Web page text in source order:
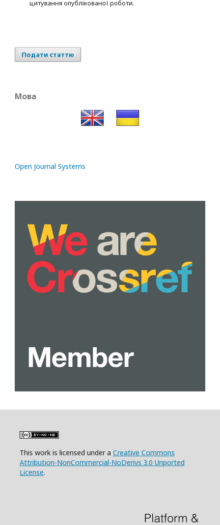
цитування опублікованої роботи.
Подати статтю
Мова
Open Journal Systems
This work is licensed under a Creative Commons
Attribution-NonCommercial-NoDerivs 3.0 Unported
License.